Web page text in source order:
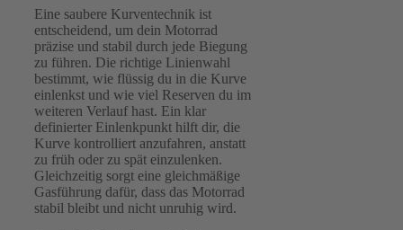
Eine saubere Kurventechnik ist
entscheidend, um dein Motorrad
präzise und stabil durch jede Biegung
zu führen. Die richtige Linienwahl
bestimmt, wie flüssig du in die Kurve
einlenkst und wie viel Reserven du im
weiteren Verlauf hast. Ein klar
definierter Einlenkpunkt hilft dir, die
Kurve kontrolliert anzufahren, anstatt
zu früh oder zu spät einzulenken.
Gleichzeitig sorgt eine gleichmäßige
Gasführung dafür, dass das Motorrad
stabil bleibt und nicht unruhig wird.